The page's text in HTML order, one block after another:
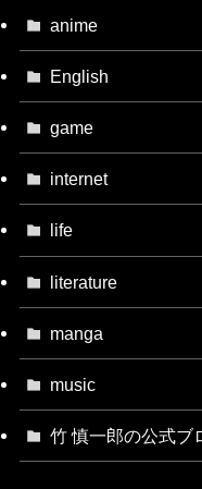
anime
English
game
internet
life
literature
manga
music
竹 慎一郎の公式ブ